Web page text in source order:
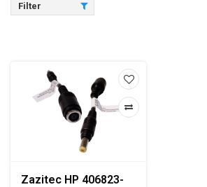
Filter
Zazitec HP 406823-